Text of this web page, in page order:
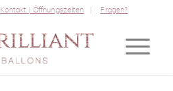
Kontakt | Öffnungszeiten Fragen?